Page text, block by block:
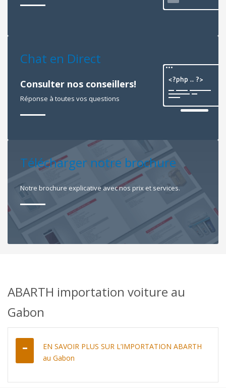
Chat en Direct
Consulter nos conseillers!
Réponse à toutes vos questions
Télécharger notre brochure
Notre brochure explicative avec nos prix et services.
ABARTH importation voiture au
Gabon
EN SAVOIR PLUS SUR L’IMPORTATION ABARTH
au Gabon